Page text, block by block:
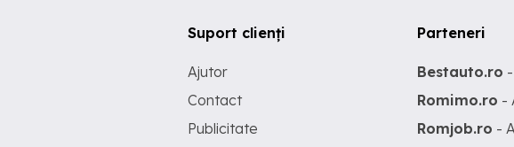
Suport clienți
Ajutor
Contact
Publicitate
Parteneri
Bestauto.ro
Romimo.ro -
Romjob.ro -